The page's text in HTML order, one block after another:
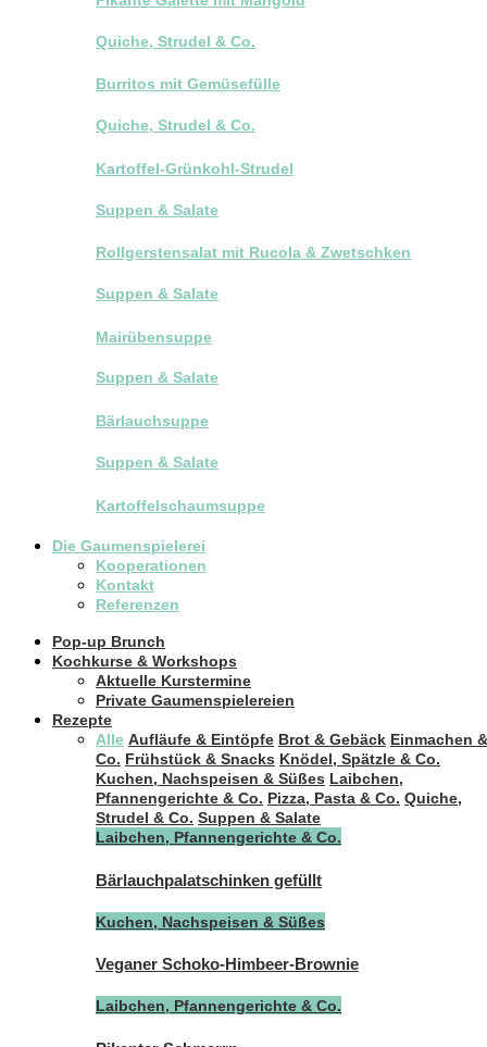
Quiche, Strudel & Co.
Burritos mit Gemüsefülle
Quiche, Strudel & Co.
Kartoffel-Grünkohl-Strudel
Suppen & Salate
Rollgerstensalat mit Rucola & Zwetschken
Suppen & Salate
Mairübensuppe
Suppen & Salate
Bärlauchsuppe
Suppen & Salate
Kartoffelschaumsuppe
Die Gaumenspielerei
Kooperationen
Kontakt
Referenzen
Pop-up Brunch
Kochkurse & Workshops
Aktuelle Kurstermine
Private Gaumenspielereien
Rezepte
Alle Aufläufe & Eintöpfe Brot & Gebäck Einmachen &
Co. Frühstück & Snacks Knödel, Spätzle & Co.
Kuchen, Nachspeisen & Süßes Laibchen,
Pfannengerichte & Co. Pizza, Pasta & Co. Quiche,
Strudel & Co. Suppen & Salate
Laibchen, Pfannengerichte & Co.
Bärlauchpalatschinken gefüllt
Kuchen, Nachspeisen & Süßes
Veganer Schoko-Himbeer-Brownie
Laibchen, Pfannengerichte & Co.